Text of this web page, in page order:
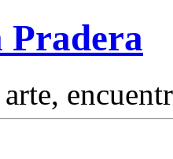
Pradera